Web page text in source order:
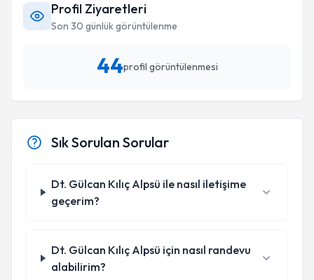
Profil Ziyaretleri
Son 30 günlük görüntülenme
44profil görüntülenmesi
Sık Sorulan Sorular
Dt. Gülcan Kılıç Alpsü ile nasıl iletişime
geçerim?
Dt. Gülcan Kılıç Alpsü için nasıl randevu
alabilirim?